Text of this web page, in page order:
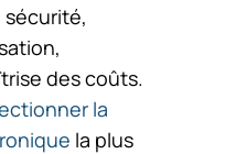
sécurité,
des coûts.
la
la plus